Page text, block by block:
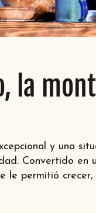
la
y una
Convertido en
permitió